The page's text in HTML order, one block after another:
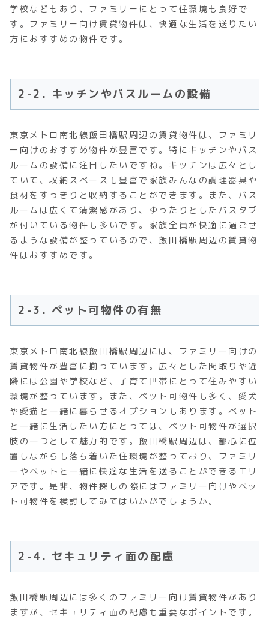
学校などもあり、ファミリーにとって住環境も良好で
す。ファミリー向け賃貸物件は、快適な生活を送りたい
方におすすめの物件です。
2-2. キッチンやバスルームの設備
東京メトロ南北線飯田橋駅周辺の賃貸物件は、ファミリ
ー向けのおすすめ物件が豊富です。特にキッチンやバス
ルームの設備に注目したいですね。キッチンは広々とし
ていて、収納スペースも豊富で家族みんなの調理器具や
食材をすっきりと収納することができます。また、バス
ルームは広くて清潔感があり、ゆったりとしたバスタブ
が付いている物件も多いです。家族全員が快適に過ごせ
るような設備が整っているので、飯田橋駅周辺の賃貸物
件はおすすめです。
2-3. ペット可物件の有無
東京メトロ南北線飯田橋駅周辺には、ファミリー向けの
賃貸物件が豊富に揃っています。広々とした間取りや近
隣には公園や学校など、子育て世帯にとって住みやすい
環境が整っています。また、ペット可物件も多く、愛犬
や愛猫と一緒に暮らせるオプションもあります。ペット
と一緒に生活したい方にとっては、ペット可物件が選択
肢の一つとして魅力的です。飯田橋駅周辺は、都心に位
置しながらも落ち着いた住環境が整っており、ファミリ
ーやペットと一緒に快適な生活を送ることができるエリ
アです。是非、物件探しの際にはファミリー向けやペッ
ト可物件を検討してみてはいかがでしょうか。
2-4. セキュリティ面の配慮
飯田橋駅周辺には多くのファミリー向け賃貸物件があり
ますが、セキュリティ面の配慮も重要なポイントです。